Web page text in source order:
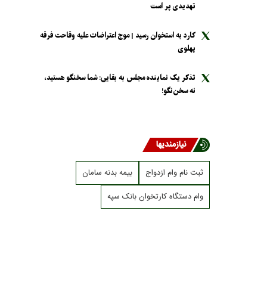
تهدیدی پر است
کارد به استخوان رسید | موج اعتراضات علیه وقاحت فرقه
پهلوی
تذکر یک نماینده مجلس به بقایی: شما سخنگو هستید،
نه سخن‌نگو!
نیازمندیها
ثبت نام وام ازدواج
بیمه بدنه سامان
وام دستگاه کارتخوان بانک سپه